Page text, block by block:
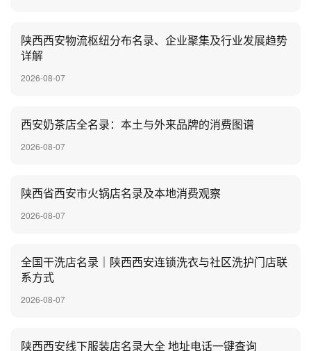
陕西西安物流枢纽分布名录、企业聚集及行业发展趋势
详解
2026-08-07
‌西安奶茶店全名录：本土与外来品牌的消费图谱
2026-08-07
陕西省西安市火锅店名录及本地消费观察
2026-08-07
全国干洗店名录｜陕西西安连锁洗衣与社区洗护门店联
系方式
2026-08-07
陕西西安线下服装店名录大全 地址电话一键查询